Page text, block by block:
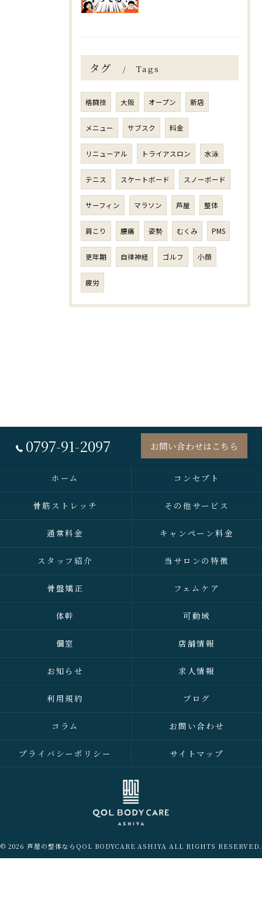
タグ Tags
格闘技 大阪 オープン 新店
メニュー サブスク 料金
リニューアル トライアスロン 水泳
テニス スケートボード スノーボード
サーフィン マラソン 芦屋 整体
肩こり 腰痛 姿勢 むくみ PMS
更年期 自律神経 ゴルフ 小顔
疲労
0797-91-2097 お問い合わせはこちら
ホーム コンセプト
骨筋ストレッチ その他サービス
通常料金 キャンペーン料金
スタッフ紹介 当サロンの特徴
骨盤矯正 フェムケア
体幹 可動域
個室 店舗情報
お知らせ 求人情報
利用規約 ブログ
コラム お問い合わせ
プライバシーポリシー サイトマップ
© 2026 芦屋の整体ならQOL BODYCARE ASHIYA ALL RIGHTS RESERVED.